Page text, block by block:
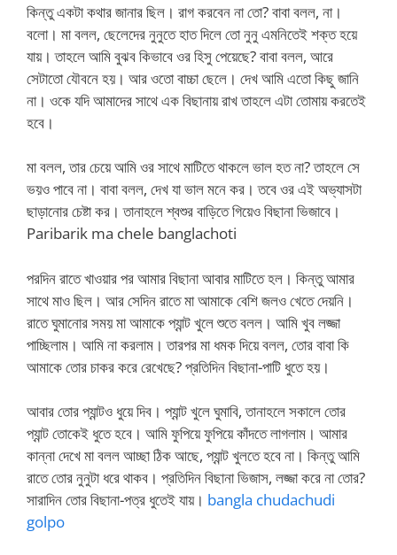
কিন্তু একটা কথার জানার ছিল। রাগ করবেন না তো? বাবা বলল, না।
বলো। মা বলল, ছেলেদের নুনুতে হাত দিলে তো নুনু এমনিতেই শক্ত হয়ে
যায়। তাহলে আমি বুঝব কিভাবে ওর হিসু পেয়েছে? বাবা বলল, আরে
সেটাতো যৌবনে হয়। আর ওতো বাচ্চা ছেলে। দেখ আমি এতো কিছু জানি
না। ওকে যদি আমাদের সাথে এক বিছানায় রাখ তাহলে এটা তোমায় করতেই
হবে।
মা বলল, তার চেয়ে আমি ওর সাথে মাটিতে থাকলে ভাল হত না? তাহলে সে
ভয়ও পাবে না। বাবা বলল, দেখ যা ভাল মনে কর। তবে ওর এই অভ্যাসটা
ছাড়ানোর চেষ্টা কর। তানাহলে শ্বশুর বাড়িতে গিয়েও বিছানা ভিজাবে।
Paribarik ma chele banglachoti
পরদিন রাতে খাওয়ার পর আমার বিছানা আবার মাটিতে হল। কিন্তু আমার
সাথে মাও ছিল। আর সেদিন রাতে মা আমাকে বেশি জলও খেতে দেয়নি।
রাতে ঘুমানোর সময় মা আমাকে প্যান্ট খুলে শুতে বলল। আমি খুব লজ্জা
পাচ্ছিলাম। আমি না করলাম। তারপর মা ধমক দিয়ে বলল, তোর বাবা কি
আমাকে তোর চাকর করে রেখেছে? প্রতিদিন বিছানা-পাটি ধুতে হয়।
আবার তোর প্যান্টও ধুয়ে দিব। প্যান্ট খুলে ঘুমাবি, তানাহলে সকালে তোর
প্যান্ট তোকেই ধুতে হবে। আমি ফুপিয়ে ফুপিয়ে কাঁদতে লাগলাম। আমার
কান্না দেখে মা বলল আচ্ছা ঠিক আছে, প্যান্ট খুলতে হবে না। কিন্তু আমি
রাতে তোর নুনুটা ধরে থাকব। প্রতিদিন বিছানা ভিজাস, লজ্জা করে না তোর?
সারাদিন তোর বিছানা-পত্র ধুতেই যায়। bangla chudachudi
golpo